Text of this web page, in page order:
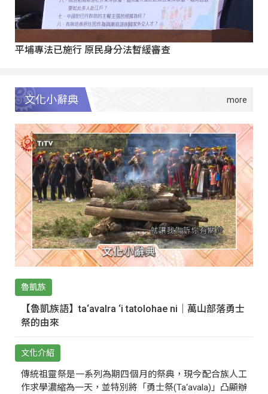
平埔專法已施行 原民身分法暫緩審查
文化小辭典
魯凱族
【魯凱族語】ta‘avalra ‘i tatolohae ni｜萬山部落勇士
祭的由來
文化介紹
傳統祖靈祭是一系列為期四個月的祭典，現今配合族人工
作求學濃縮為一天，並特別將「勇士祭(Ta‘avala)」凸顯辦